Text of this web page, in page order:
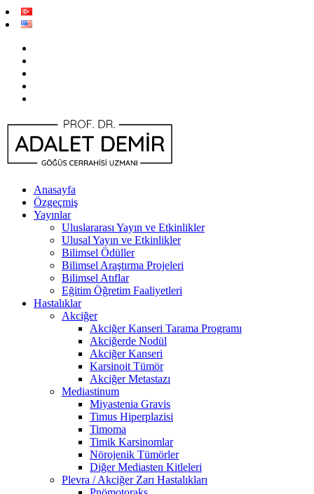
Anasayfa
Özgeçmiş
Yayınlar
Uluslararası Yayın ve Etkinlikler
Ulusal Yayın ve Etkinlikler
Bilimsel Ödüller
Bilimsel Araştırma Projeleri
Bilimsel Atıflar
Eğitim Öğretim Faaliyetleri
Hastalıklar
Akciğer
Akciğer Kanseri Tarama Programı
Akciğerde Nodül
Akciğer Kanseri
Karsinoit Tümör
Akciğer Metastazı
Mediastinum
Miyastenia Gravis
Timus Hiperplazisi
Timoma
Timik Karsinomlar
Nörojenik Tümörler
Diğer Mediasten Kitleleri
Plevra / Akciğer Zarı Hastalıkları